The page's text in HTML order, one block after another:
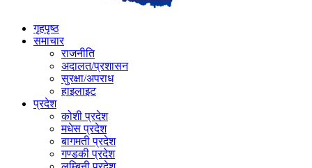
गृहपृष्ठ
समाचार
राजनीति
अदालत/प्रशासन
सुरक्षा/अपराध
हाइलाइट
प्रदेश
कोशी प्रदेश
मधेस प्रदेश
बागमती प्रदेश
गण्डकी प्रदेश